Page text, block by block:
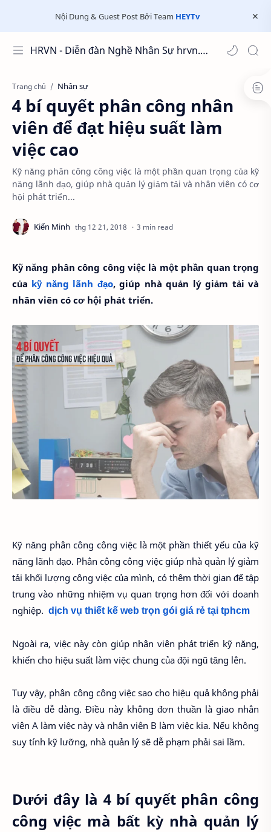
Nội Dung & Guest Post Bởi Team HEYTv
HRVN - Diễn đàn Nghề Nhân Sự hrvn.com.vn
Trang chủ Nhân sự
4 bí quyết phân công nhân
viên để đạt hiệu suất làm
việc cao
Kỹ năng phân công công việc là một phần quan trọng của kỹ
năng lãnh đạo, giúp nhà quản lý giảm tải và nhân viên có cơ
hội phát triển...
3 min read
Kỹ năng phân công công việc là một phần quan trọng
của kỹ năng lãnh đạo, giúp nhà quản lý giảm tải và
nhân viên có cơ hội phát triển.
Kỹ năng phân công công việc là một phần thiết yếu của kỹ
năng lãnh đạo. Phân công công việc giúp nhà quản lý giảm
tải khối lượng công việc của mình, có thêm thời gian để tập
trung vào những nhiệm vụ quan trọng hơn đối với doanh
nghiệp. dịch vụ thiết kế web trọn gói giá rẻ tại tphcm
Ngoài ra, việc này còn giúp nhân viên phát triển kỹ năng,
khiến cho hiệu suất làm việc chung của đội ngũ tăng lên.
Tuy vậy, phân công công việc sao cho hiệu quả không phải
là điều dễ dàng. Điều này không đơn thuần là giao nhân
viên A làm việc này và nhân viên B làm việc kia. Nếu không
suy tính kỹ lưỡng, nhà quản lý sẽ dễ phạm phải sai lầm.
Dưới đây là 4 bí quyết phân công
công việc mà bất kỳ nhà quản lý